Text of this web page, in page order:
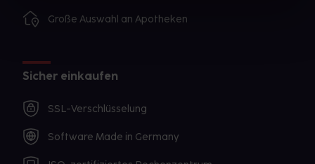
Große Auswahl an Apotheken
Sicher einkaufen
SSL-Verschlüsselung
Software Made in Germany